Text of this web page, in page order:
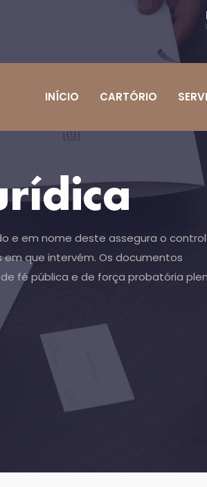
INÍCIO CARTÓRIO
e em nome deste assegura o
que intervém. Os documentos
fé pública e de força probatória